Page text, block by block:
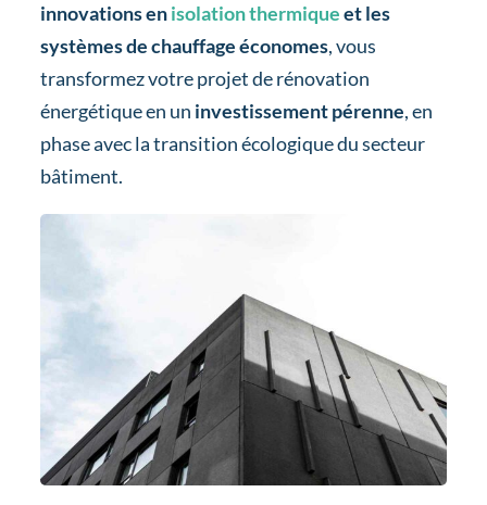
innovations enisolation thermiqueet les
systèmes de chauffage économes, vous
transformez votre projet de rénovation
énergétique en un investissement pérenne, en
phase avec la transition écologique du secteur
bâtiment.